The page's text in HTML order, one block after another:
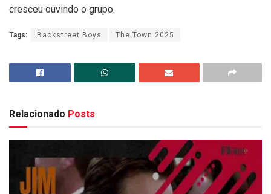
cresceu ouvindo o grupo.
Tags: Backstreet Boys The Town 2025
Relacionado Posts